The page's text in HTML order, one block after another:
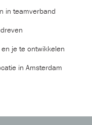
in teamverband
je te ontwikkelen
in Amsterdam